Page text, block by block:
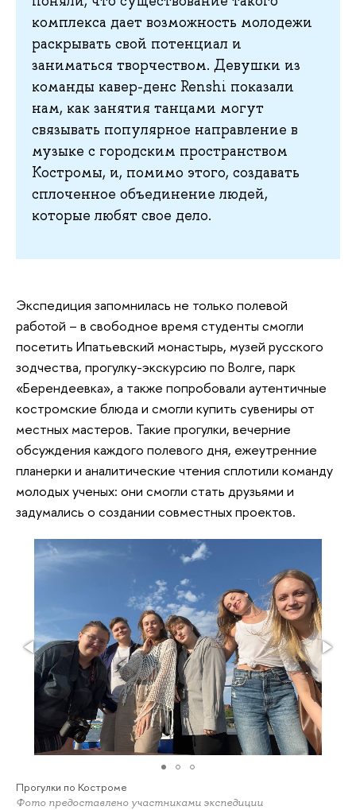
комплекса дает возможность молодежи
раскрывать свой потенциал и
заниматься творчеством. Девушки из
команды кавер-денс Renshi показали
нам, как занятия танцами могут
связывать популярное направление в
музыке с городским пространством
Костромы, и, помимо этого, создавать
сплоченное объединение людей,
которые любят свое дело.
Экспедиция запомнилась не только полевой
работой – в свободное время студенты смогли
посетить Ипатьевский монастырь, музей русского
зодчества, прогулку-экскурсию по Волге, парк
«Берендеевка», а также попробовали аутентичные
костромские блюда и смогли купить сувениры от
местных мастеров. Такие прогулки, вечерние
обсуждения каждого полевого дня, ежеутренние
планерки и аналитические чтения сплотили команду
молодых ученых: они смогли стать друзьями и
задумались о создании совместных проектов.
Прогулки по Костроме
Фото предоставлено участниками экспедиции